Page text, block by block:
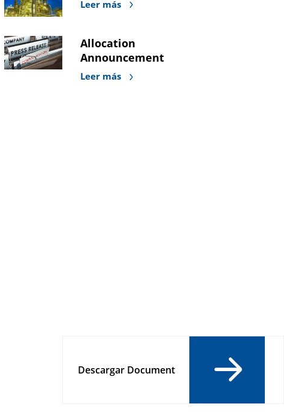
Leer más
Allocation
Announcement
Leer más
Descargar Document